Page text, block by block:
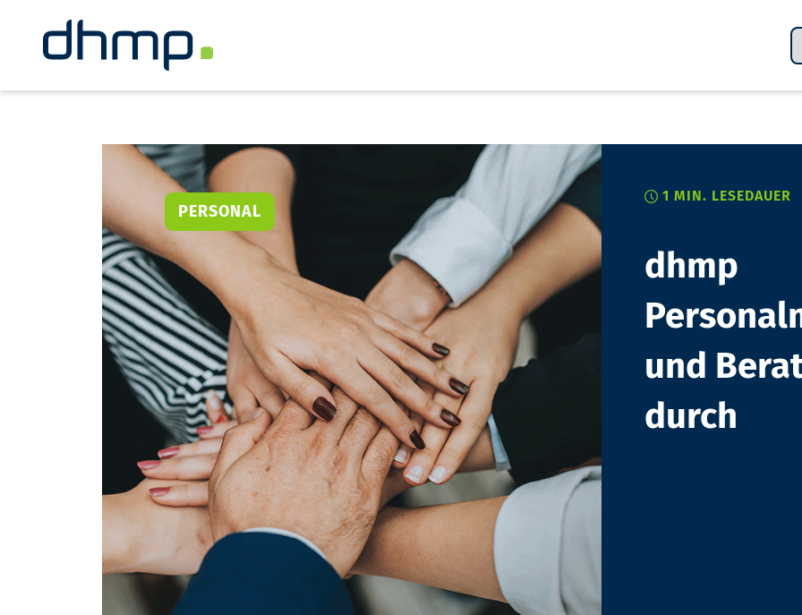
PERSONAL
1 MIN. LESEDAUER
dhmp
und
durch